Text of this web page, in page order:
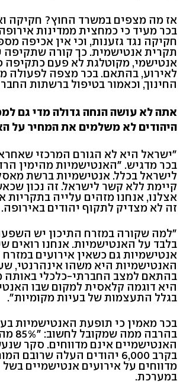
אז מה מצפים במשרד החוץ? חקיקה
בכר מעיד כי כמחצית ממדינות
חקיקה נגד גזענות, וכי אין אכיפה
תקרית אנטישמית. כך קורה שתקיפה
אנטישמי, מקוטלגת לא פעם כתקיפה
לאירוע, בהתאם. בכר מצפה לפעולה
החינוך, וכאמור בטיפול ברשתות
אתה לא עושה הנחה גדולה מדי גם
היהודים לא משלמים את המחיר על
"ישראל היא לא הגורם המרכזי
בכר מדגיש. "האנטישמיות מהימין
לישראל בכלל. אנטישמיות ברשת
קיימת ללא קשר לישראל. זה נכון
אצלנו, אנחנו מזהים עלייה בתקריות
זה לא מצדיק לתקוף יהודים באירופה.
"למה שקורה במזרח התיכון יש
בלבד על האנטישמיות. אנחנו רואים
אנטישמיות גם כשאין אירועים במזרח
האנטישמיות היא משהו אינהרנטי,
בהתאם למצב החברתי-כלכלי באותה
היא דוגמה קלאסית למקום שבו
בגלל התעצמות של בעיות מקומיות".
בכר מאמין כי תופעת האנטישמיות
בהרבה
בקרב 6,000 יהודים העלה שרובם
מדווחים על אירועים אנטישמיים בשל
במערכת.